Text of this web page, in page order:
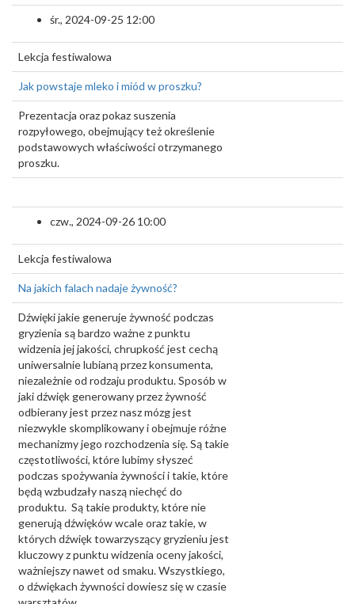
śr., 2024-09-25 12:00
Lekcja festiwalowa
Jak powstaje mleko i miód w proszku?
Prezentacja oraz pokaz suszenia
rozpyłowego, obejmujący też określenie
podstawowych właściwości otrzymanego
proszku.
czw., 2024-09-26 10:00
Lekcja festiwalowa
Na jakich falach nadaje żywność?
Dźwięki jakie generuje żywność podczas
gryzienia są bardzo ważne z punktu
widzenia jej jakości, chrupkość jest cechą
uniwersalnie lubianą przez konsumenta,
niezależnie od rodzaju produktu. Sposób w
jaki dźwięk generowany przez żywność
odbierany jest przez nasz mózg jest
niezwykle skomplikowany i obejmuje różne
mechanizmy jego rozchodzenia się. Są takie
częstotliwości, które lubimy słyszeć
podczas spożywania żywności i takie, które
będą wzbudzały naszą niechęć do
produktu. Są takie produkty, które nie
generują dźwięków wcale oraz takie, w
których dźwięk towarzyszący gryzieniu jest
kluczowy z punktu widzenia oceny jakości,
ważniejszy nawet od smaku. Wszystkiego,
o dźwiękach żywności dowiesz się w czasie